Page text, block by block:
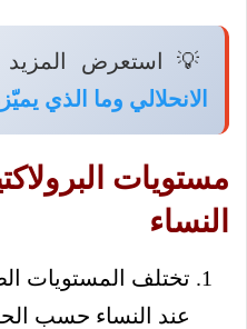
💡 استعرض
الانحلالي وما الذي
مستويات
النساء
تختلف المستويات
عند النساء حسب